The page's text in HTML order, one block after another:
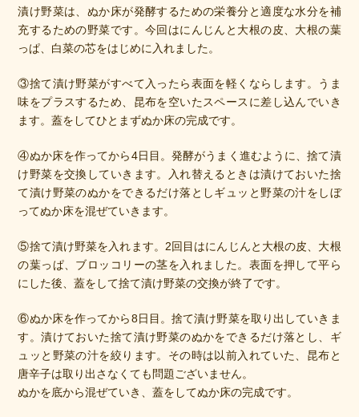
漬け野菜は、ぬか床が発酵するための栄養分と適度な水分を補
充するための野菜です。今回はにんじんと大根の皮、大根の葉
っぱ、白菜の芯をはじめに入れました。
③捨て漬け野菜がすべて入ったら表面を軽くならします。うま
味をプラスするため、昆布を空いたスペースに差し込んでいき
ます。蓋をしてひとまずぬか床の完成です。
④ぬか床を作ってから4日目。発酵がうまく進むように、捨て漬
け野菜を交換していきます。入れ替えるときは漬けておいた捨
て漬け野菜のぬかをできるだけ落としギュッと野菜の汁をしぼ
ってぬか床を混ぜていきます。
⑤捨て漬け野菜を入れます。2回目はにんじんと大根の皮、大根
の葉っぱ、ブロッコリーの茎を入れました。表面を押して平ら
にした後、蓋をして捨て漬け野菜の交換が終了です。
⑥ぬか床を作ってから8日目。捨て漬け野菜を取り出していきま
す。漬けておいた捨て漬け野菜のぬかをできるだけ落とし、ギ
ュッと野菜の汁を絞ります。その時は以前入れていた、昆布と
唐辛子は取り出さなくても問題ございません。
ぬかを底から混ぜていき、蓋をしてぬか床の完成です。